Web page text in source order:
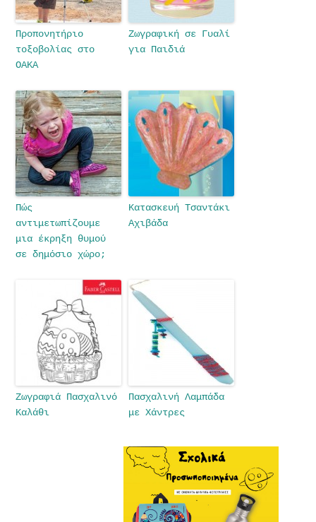
Προπονητήριο
τοξοβολίας στο
ΟΑΚΑ
Ζωγραφική σε Γυαλί
για Παιδιά
Πώς
αντιμετωπίζουμε
μια έκρηξη θυμού
σε δημόσιο χώρο;
Κατασκευή Τσαντάκι
Αχιβάδα
Ζωγραφιά Πασχαλινό
Καλάθι
Πασχαλινή Λαμπάδα
με Χάντρες